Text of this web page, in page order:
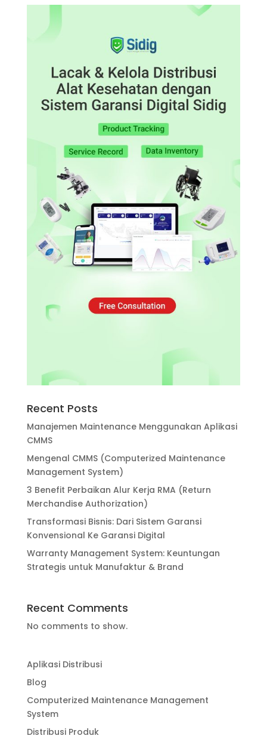
Recent Posts
Manajemen Maintenance Menggunakan Aplikasi
CMMS
Mengenal CMMS (Computerized Maintenance
Management System)
3 Benefit Perbaikan Alur Kerja RMA (Return
Merchandise Authorization)
Transformasi Bisnis: Dari Sistem Garansi
Konvensional Ke Garansi Digital
Warranty Management System: Keuntungan
Strategis untuk Manufaktur & Brand
Recent Comments
No comments to show.
Aplikasi Distribusi
Blog
Computerized Maintenance Management
System
Distribusi Produk